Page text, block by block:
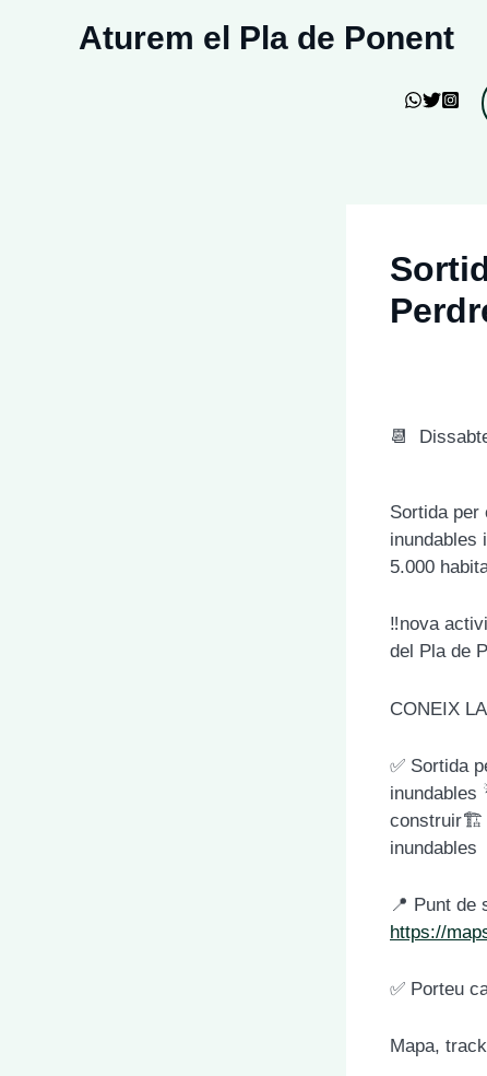
Aturem el Pla de Ponent
📆
Sortida per
inundables
5.000
‼️nova
del Pla de
CONEIX
✅ Sortida
inundables
construir🏗
inundables
📍 Punt de
https://
✅ Porteu
Mapa,